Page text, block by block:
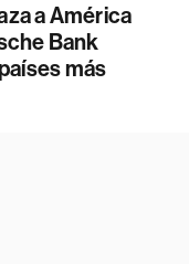
a América
Bank
más